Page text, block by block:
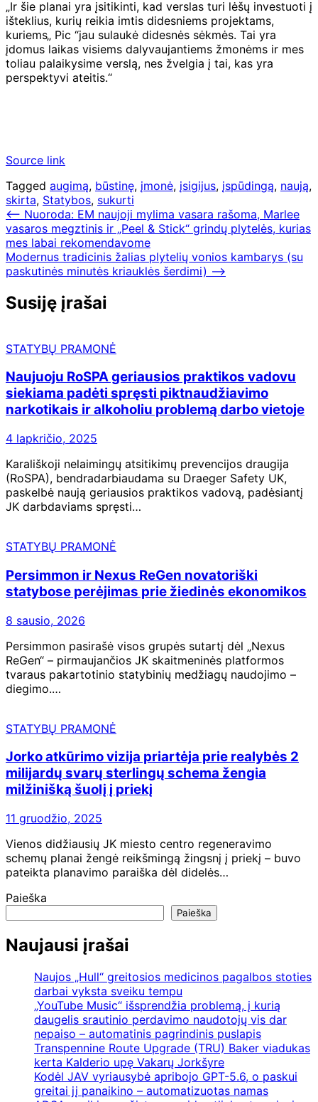
„Ir šie planai yra įsitikinti, kad verslas turi lėšų investuoti į
išteklius, kurių reikia imtis didesniems projektams,
kuriems„ Pic “jau sulaukė didesnės sėkmės. Tai yra
įdomus laikas visiems dalyvaujantiems žmonėms ir mes
toliau palaikysime verslą, nes žvelgia į tai, kas yra
perspektyvi ateitis.“
Source link
Tagged augimą, būstinę, įmonė, įsigijus, įspūdingą, naują,
skirta, Statybos, sukurti
Navigacija
tarp
įrašų
⟵ Nuoroda: EM naujoji mylima vasara rašoma, Marlee
vasaros megztinis ir „Peel & Stick“ grindų plytelės, kurias
mes labai rekomendavome
Modernus tradicinis žalias plytelių vonios kambarys (su
paskutinės minutės kriauklės šerdimi) ⟶
Susiję įrašai
STATYBŲ PRAMONĖ
Naujuoju RoSPA geriausios praktikos vadovu
siekiama padėti spręsti piktnaudžiavimo
narkotikais ir alkoholiu problemą darbo vietoje
4 lapkričio, 2025
Karališkoji nelaimingų atsitikimų prevencijos draugija
(RoSPA), bendradarbiaudama su Draeger Safety UK,
paskelbė naują geriausios praktikos vadovą, padėsiantį
JK darbdaviams spręsti…
STATYBŲ PRAMONĖ
Persimmon ir Nexus ReGen novatoriški
statybose perėjimas prie žiedinės ekonomikos
8 sausio, 2026
Persimmon pasirašė visos grupės sutartį dėl „Nexus
ReGen“ – pirmaujančios JK skaitmeninės platformos
tvaraus pakartotinio statybinių medžiagų naudojimo –
diegimo.…
STATYBŲ PRAMONĖ
Jorko atkūrimo vizija priartėja prie realybės 2
milijardų svarų sterlingų schema žengia
milžinišką šuolį į priekį
11 gruodžio, 2025
Vienos didžiausių JK miesto centro regeneravimo
schemų planai žengė reikšmingą žingsnį į priekį – buvo
pateikta planavimo paraiška dėl didelės…
Paieška
Paieška
Naujausi įrašai
Naujos „Hull“ greitosios medicinos pagalbos stoties
darbai vyksta sveiku tempu
„YouTube Music“ išsprendžia problemą, į kurią
daugelis srautinio perdavimo naudotojų vis dar
nepaiso – automatinis pagrindinis puslapis
Transpennine Route Upgrade (TRU) Baker viadukas
kerta Kalderio upę Vakarų Jorkšyre
Kodėl JAV vyriausybė apribojo GPT-5.6, o paskui
greitai jį panaikino – automatizuotas namas